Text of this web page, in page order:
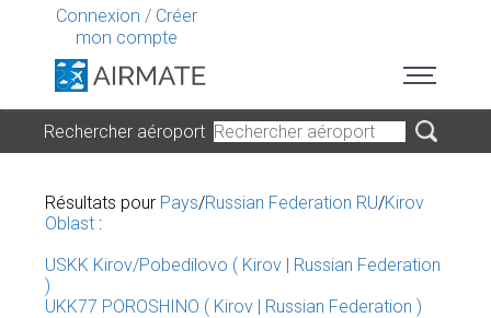
Connexion / Créer
mon compte
Rechercher aéroport
Résultats pour Pays/Russian Federation RU/Kirov
Oblast :
USKK Kirov/Pobedilovo ( Kirov | Russian Federation
)
UKK77 POROSHINO ( Kirov | Russian Federation )